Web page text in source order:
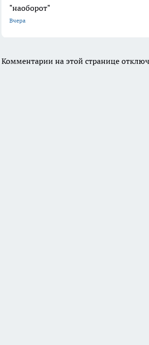
"наоборот"
Вчера
Комментарии на этой странице